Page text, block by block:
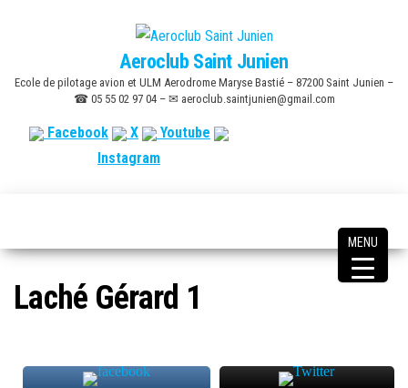
content
Aeroclub Saint Junien
Ecole de pilotage avion et ULM Aerodrome Maryse Bastié – 87200 Saint Junien –
☎ 05 55 02 97 04 – ✉ aeroclub.saintjunien@gmail.com
Facebook X
Youtube
Instagram
Laché Gérard 1
MENU